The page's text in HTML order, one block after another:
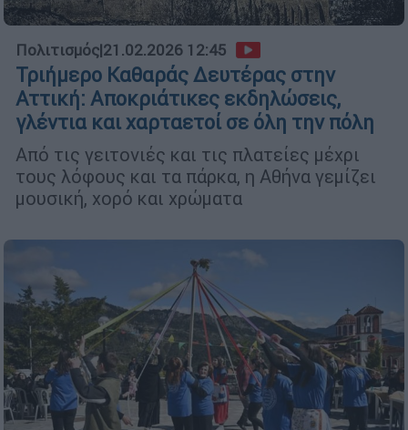
Πολιτισμός|21.02.2026 12:45
Τριήμερο Καθαράς Δευτέρας στην
Αττική: Αποκριάτικες εκδηλώσεις,
γλέντια και χαρταετοί σε όλη την πόλη
Από τις γειτονιές και τις πλατείες μέχρι
τους λόφους και τα πάρκα, η Αθήνα γεμίζει
μουσική, χορό και χρώματα